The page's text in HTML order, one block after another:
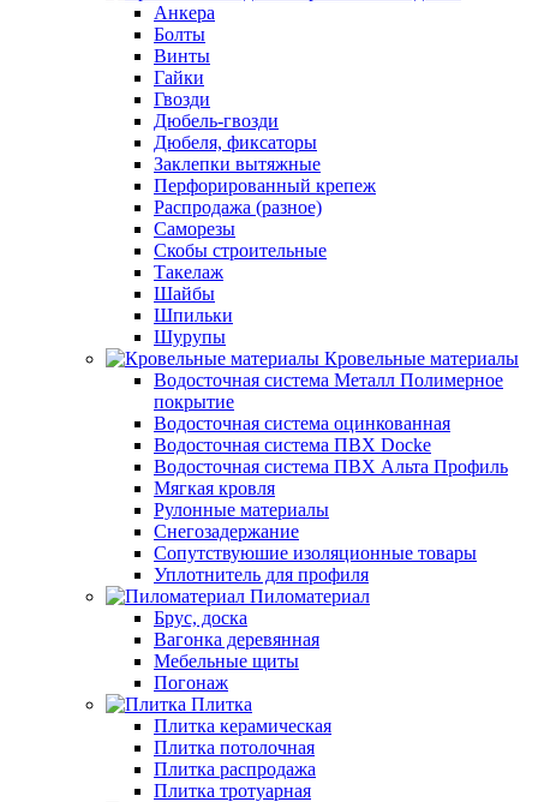
Анкера
Болты
Винты
Гайки
Гвозди
Дюбель-гвозди
Дюбеля, фиксаторы
Заклепки вытяжные
Перфорированный крепеж
Распродажа (разное)
Саморезы
Скобы строительные
Такелаж
Шайбы
Шпильки
Шурупы
Кровельные материалы
Водосточная система Металл Полимерное
покрытие
Водосточная система оцинкованная
Водосточная система ПВХ Docke
Водосточная система ПВХ Альта Профиль
Мягкая кровля
Рулонные материалы
Снегозадержание
Сопутствуюшие изоляционные товары
Уплотнитель для профиля
Пиломатериал
Брус, доска
Вагонка деревянная
Мебельные щиты
Погонаж
Плитка
Плитка керамическая
Плитка потолочная
Плитка распродажа
Плитка тротуарная